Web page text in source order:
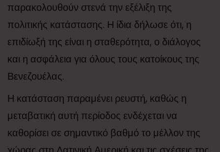
παρακολουθούν στενά την εξέλιξη της
πολιτικής κατάστασης. Η ίδια δήλωσε ότι, η
επιδίωξή της είναι η σταθερότητα, ο διάλογος
και η ασφάλεια για όλους τους κατοίκους της
Βενεζουέλας.
Η κατάσταση παραμένει ρευστή, καθώς η
μεταβατική αυτή περίοδος ενδέχεται να
καθορίσει σε σημαντικό βαθμό το μέλλον της